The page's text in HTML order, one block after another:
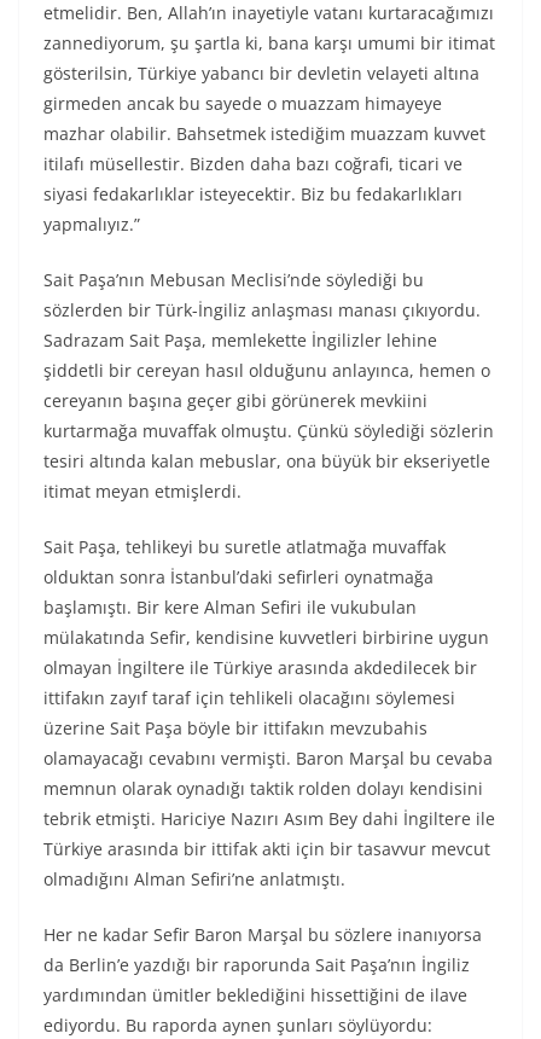
etmelidir. Ben, Allah’ın inayetiyle vatanı kurtaracağımızı
zannediyorum, şu şartla ki, bana karşı umumi bir itimat
gösterilsin, Türkiye yabancı bir devletin velayeti altına
girmeden ancak bu sayede o muazzam himayeye
mazhar olabilir. Bahsetmek istediğim muazzam kuvvet
itilafı müsellestir. Bizden daha bazı coğrafi, ticari ve
siyasi fedakarlıklar isteyecektir. Biz bu fedakarlıkları
yapmalıyız.”
Sait Paşa’nın Mebusan Meclisi’nde söylediği bu
sözlerden bir Türk-İngiliz anlaşması manası çıkıyordu.
Sadrazam Sait Paşa, memlekette İngilizler lehine
şiddetli bir cereyan hasıl olduğunu anlayınca, hemen o
cereyanın başına geçer gibi görünerek mevkiini
kurtarmağa muvaffak olmuştu. Çünkü söylediği sözlerin
tesiri altında kalan mebuslar, ona büyük bir ekseriyetle
itimat meyan etmişlerdi.
Sait Paşa, tehlikeyi bu suretle atlatmağa muvaffak
olduktan sonra İstanbul’daki sefirleri oynatmağa
başlamıştı. Bir kere Alman Sefiri ile vukubulan
mülakatında Sefir, kendisine kuvvetleri birbirine uygun
olmayan İngiltere ile Türkiye arasında akdedilecek bir
ittifakın zayıf taraf için tehlikeli olacağını söylemesi
üzerine Sait Paşa böyle bir ittifakın mevzubahis
olamayacağı cevabını vermişti. Baron Marşal bu cevaba
memnun olarak oynadığı taktik rolden dolayı kendisini
tebrik etmişti. Hariciye Nazırı Asım Bey dahi İngiltere ile
Türkiye arasında bir ittifak akti için bir tasavvur mevcut
olmadığını Alman Sefiri’ne anlatmıştı.
Her ne kadar Sefir Baron Marşal bu sözlere inanıyorsa
da Berlin’e yazdığı bir raporunda Sait Paşa’nın İngiliz
yardımından ümitler beklediğini hissettiğini de ilave
ediyordu. Bu raporda aynen şunları söylüyordu: